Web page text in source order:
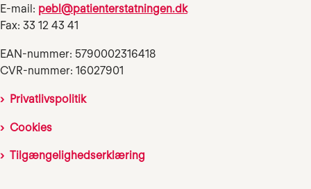
E-mail: pebl@patienterstatningen.dk
Fax: 33 12 43 41
EAN-nummer: 5790002316418
CVR-nummer: 16027901
Privatlivspolitik
Cookies
Tilgængelighedserklæring